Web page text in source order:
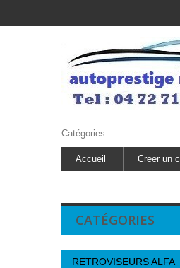
Catégories
Accueil Creer un
CATÉGORIES
RETROVISEURS ALFA